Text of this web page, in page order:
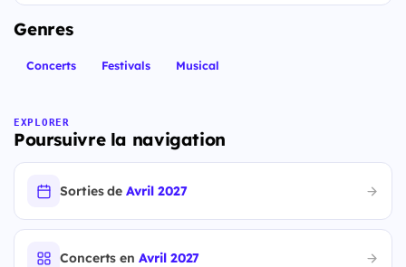
Genres
Concerts Festivals Musical
EXPLORER
Poursuivre la navigation
Sorties deAvril 2027
Concerts enAvril 2027